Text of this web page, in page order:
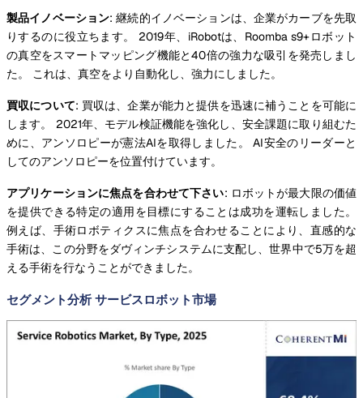
製品イノベーション: 継続的イノベーションは、企業がカーブを先取
りするのに役立ちます。 2019年、iRobotは、Roomba s9+ロボット
の真空をスマートマッピング機能と40倍の強力な吸引を発売しまし
た。 これは、真空をより自動化し、強力にしました。
買収について: 買収は、企業が能力と提供を迅速に補うことを可能に
します。 2021年、モデル検証機能を強化し、安全課題に取り組むた
めに、アンソロピーが憲法AIを取得しました。 AI安全のリーダーと
してのアンソロピーを位置付けています。
アプリケーションに焦点を合わせて下さい: ロボットが最大限の価値
を提供できる特定の適用を目標にすることは成功を運転しました。
例えば、手術ロボティクスに焦点を合わせることにより、直感的な
手術は、この分野をダヴィンチシステムに支配し、世界中で5万を超
える手術を行なうことができました。
セグメント分析 サービスロボット市場